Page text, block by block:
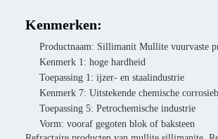
Kenmerken:
Productnaam: Sillimanit Mullite vuurvaste
Kenmerk 1: hoge hardheid
Toepassing 1: ijzer- en staalindustrie
Kenmerk 7: Uitstekende chemische
Toepassing 5: Petrochemische industrie
Vorm: vooraf gegoten blok of baksteen